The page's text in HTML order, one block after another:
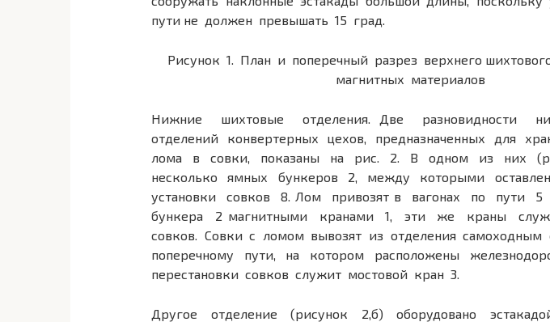
пути не должен превышать 15 град.
Рисунок 1. План и поперечный разрез верхнего
магнитных материалов
Нижние шихтовые отделения. Две разновидности
отделений конвертерных цехов, предназначенных для
лома в совки, показаны на рис. 2. В одном из них
несколько ямных бункеров 2, между которыми
установки совков 8. Лом привозят в вагонах по пути
бункера 2 магнитными кранами 1, эти же краны
совков. Совки с ломом вывозят из отделения самоходным
поперечному пути, на котором расположены
перестановки совков служит мостовой кран 3.
Другое отделение (рисунок 2,б) оборудовано